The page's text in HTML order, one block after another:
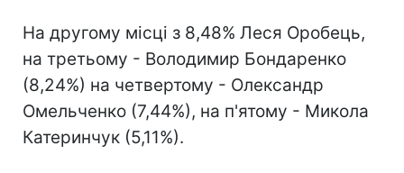
На другому місці з 8,48% Леся Оробець,
на третьому - Володимир Бондаренко
(8,24%) на четвертому - Олександр
Омельченко (7,44%), на п'ятому - Микола
Катеринчук (5,11%).